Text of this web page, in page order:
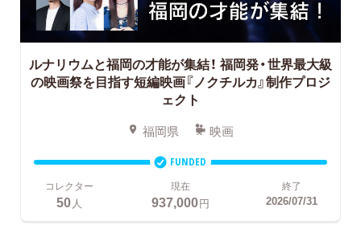
ルナリウムと福岡の才能が集結！ 福岡発・世界最大級
の映画祭を目指す短編映画『ノクチルカ』制作プロジ
ェクト
福岡県 映画
FUNDED
コレクター
50 人
現在
937,000円
終了
2026/07/31